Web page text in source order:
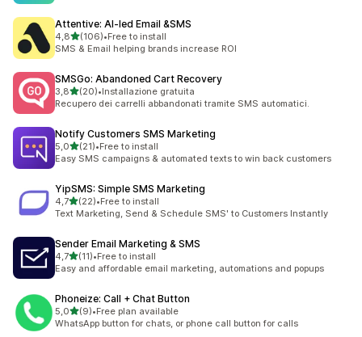
Attentive: AI‑led Email &SMS
4,8stelle su 5
(106)
106 recensioni totali
•Free to install
SMS & Email helping brands increase ROI
SMSGo: Abandoned Cart Recovery
3,8stelle su 5
(20)
20 recensioni totali
•Installazione gratuita
Recupero dei carrelli abbandonati tramite SMS automatici.
Notify Customers SMS Marketing
5,0stelle su 5
(21)
21 recensioni totali
•Free to install
Easy SMS campaigns & automated texts to win back customers
YipSMS: Simple SMS Marketing
4,7stelle su 5
(22)
22 recensioni totali
•Free to install
Text Marketing, Send & Schedule SMS' to Customers Instantly
Sender Email Marketing & SMS
4,7stelle su 5
(11)
11 recensioni totali
•Free to install
Easy and affordable email marketing, automations and popups
Phoneize: Call + Chat Button
5,0stelle su 5
(9)
9 recensioni totali
•Free plan available
WhatsApp button for chats, or phone call button for calls